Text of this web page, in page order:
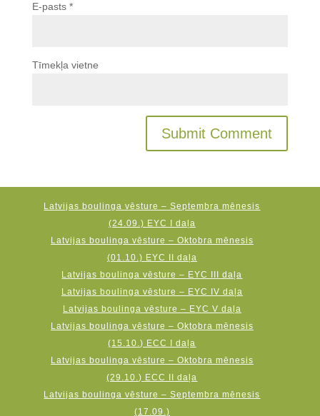
E-pasts *
Tīmekļa vietne
Latvijas boulinga vēsture – Septembra mēnesis
(24.09.) EYC I daļa
Latvijas boulinga vēsture – Oktobra mēnesis
(01.10.) EYC II daļa
Latvijas boulinga vēsture – EYC III daļa
Latvijas boulinga vēsture – EYC IV daļa
Latvijas boulinga vēsture – EYC V daļa
Latvijas boulinga vēsture – Oktobra mēnesis
(15.10.) ECC I daļa
Latvijas boulinga vēsture – Oktobra mēnesis
(29.10.) ECC II daļa
Latvijas boulinga vēsture – Septembra mēnesis
(17.09.)